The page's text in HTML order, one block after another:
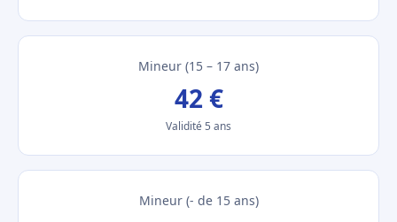
Mineur (15 – 17 ans)
42 €
Validité 5 ans
Mineur (- de 15 ans)